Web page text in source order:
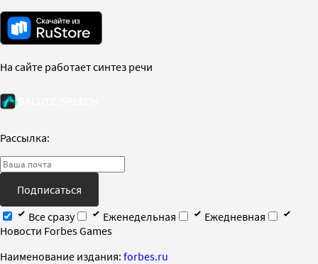
На сайте работает синтез речи
Рассылка:
Подписаться
Все сразу
Еженедельная
Ежедневная
Новости Forbes Games
Наименование издания: forbes.ru